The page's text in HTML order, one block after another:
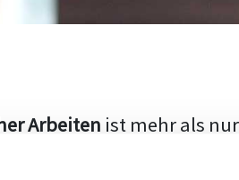
Arbeiten ist mehr als
Aufbau und die